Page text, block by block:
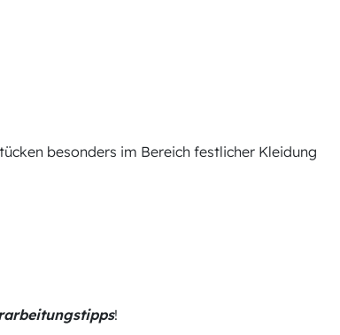
besonders im Bereich festlicher Kleidung
!